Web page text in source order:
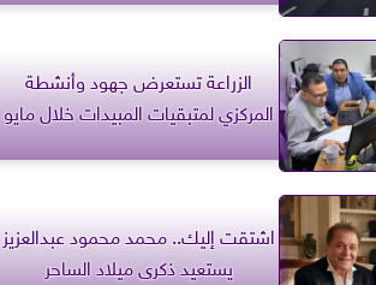
الزراعة تستعرض جهود وأنشطة
المركزي لمتبقيات المبيدات خلال مايو
اشتقت إليك.. محمد محمود عبدالعزيز
يستعيد ذكرى ميلاد الساحر